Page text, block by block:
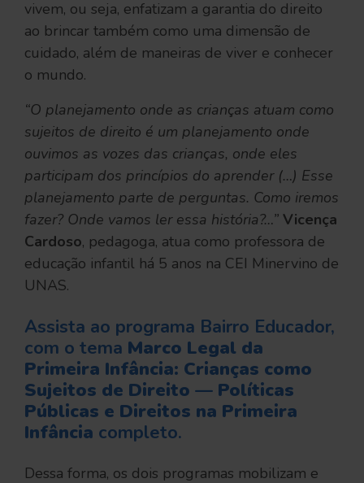
vivem, ou seja, enfatizam a garantia do direito
ao brincar também como uma dimensão de
cuidado, além de maneiras de viver e conhecer
o mundo.
“O planejamento onde as crianças atuam como
sujeitos de direito é um planejamento onde
ouvimos as vozes das crianças, onde eles
participam dos princípios do aprender (…) Esse
planejamento parte de perguntas. Como iremos
fazer? Onde vamos ler essa história?…” Vicença
Cardoso, pedagoga, atua como professora de
educação infantil há 5 anos na CEI Minervino de
UNAS.
Assista ao programa Bairro Educador,
com o tema Marco Legal da
Primeira Infância: Crianças como
Sujeitos de Direito — Políticas
Públicas e Direitos na Primeira
Infância completo.
Dessa forma, os dois programas mobilizam e